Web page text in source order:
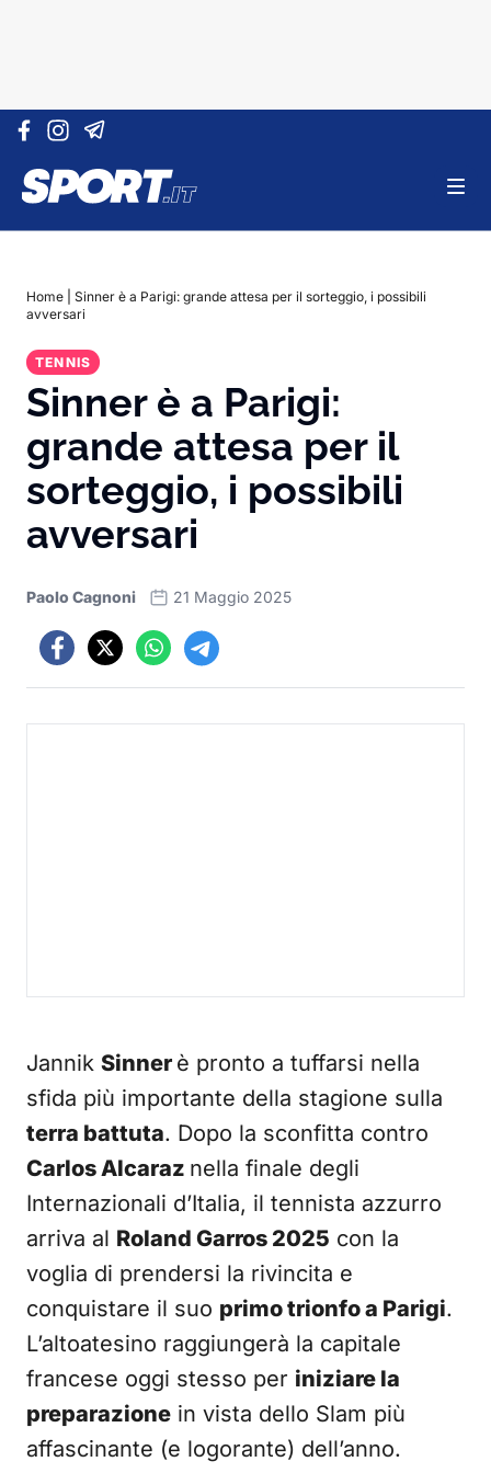
Vai al contenuto
Home
Sinner è a Parigi: grande attesa per il sorteggio, i possibili
avversari
TENNIS
Sinner è a Parigi:
grande attesa per il
sorteggio, i possibili
avversari
Paolo Cagnoni 21 Maggio 2025
Jannik Sinner è pronto a tuffarsi nella
sfida più importante della stagione sulla
terra battuta. Dopo la sconfitta contro
Carlos Alcaraz nella finale degli
Internazionali d’Italia, il tennista azzurro
arriva al Roland Garros 2025 con la
voglia di prendersi la rivincita e
conquistare il suo primo trionfo a Parigi.
L’altoatesino raggiungerà la capitale
francese oggi stesso per iniziare la
preparazione in vista dello Slam più
affascinante (e logorante) dell’anno.